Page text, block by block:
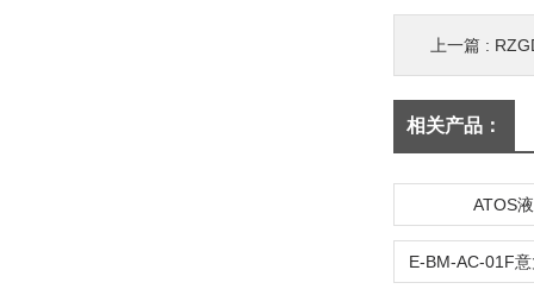
上一篇 :
相关产品：
ATOS